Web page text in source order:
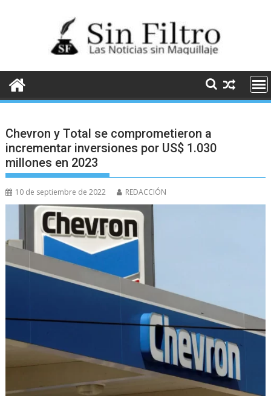
Chevron y Total se comprometieron a
incrementar inversiones por US$ 1.030
millones en 2023
10 de septiembre de 2022 REDACCIÓN